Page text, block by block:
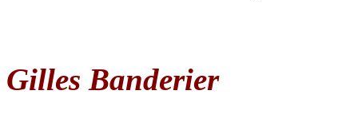
Gilles Banderier